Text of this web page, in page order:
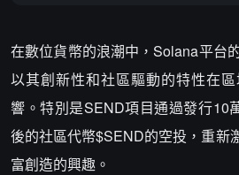
在數位貨幣的浪潮中，Solana平台
以其創新性和社區驅動的特性在
響。特別是SEND項目通過發行10
後的社區代幣$SEND的空投，重新
富創造的興趣。